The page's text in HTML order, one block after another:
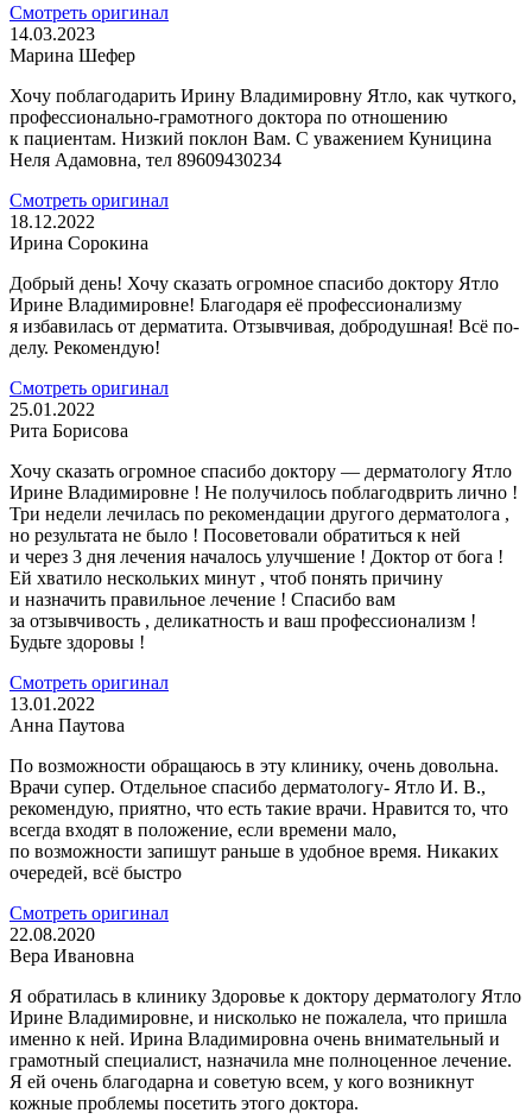
Смотреть оригинал
14.03.2023
​Марина Шефер
Хочу поблагодарить Ирину Владимировну Ятло, как чуткого,
профессионально-грамотного доктора по отношению
к пациентам. Низкий поклон Вам. С уважением Куницина
Неля Адамовна, тел 89609430234
Смотреть оригинал
18.12.2022
Ирина Сорокина
Добрый день! Хочу сказать огромное спасибо доктору Ятло
Ирине Владимировне! Благодаря её профессионализму
я избавилась от дерматита. Отзывчивая, добродушная! Всё по-
делу. Рекомендую!
Смотреть оригинал
25.01.2022
Рита Борисова
Хочу сказать огромное спасибо доктору — дерматологу Ятло
Ирине Владимировне ! Не получилось поблагодврить лично !
Три недели лечилась по рекомендации другого дерматолога ,
но результата не было ! Посоветовали обратиться к ней
и через 3 дня лечения началось улучшение ! Доктор от бога !
Ей хватило нескольких минут , чтоб понять причину
и назначить правильное лечение ! Спасибо вам
за отзывчивость , деликатность и ваш профессионализм !
Будьте здоровы !
Смотреть оригинал
13.01.2022
Анна Паутова
По возможности обращаюсь в эту клинику, очень довольна.
Врачи супер. Отдельное спасибо дерматологу- Ятло И. В.,
рекомендую, приятно, что есть такие врачи. Нравится то, что
всегда входят в положение, если времени мало,
по возможности запишут раньше в удобное время. Никаких
очередей, всё быстро
Смотреть оригинал
22.08.2020
Вера Ивановна
Я обратилась в клинику Здоровье к доктору дерматологу Ятло
Ирине Владимировне, и нисколько не пожалела, что пришла
именно к ней. Ирина Владимировна очень внимательный и
грамотный специалист, назначила мне полноценное лечение.
Я ей очень благодарна и советую всем, у кого возникнут
кожные проблемы посетить этого доктора.